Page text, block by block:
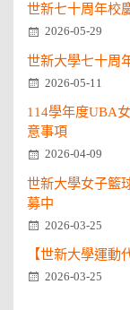
世新七十周年校
2026-05-29
世新大學七十周
2026-05-11
114學年度UBA
意事項
2026-04-09
世新大學女子籃
募中
2026-03-25
【世新大學運動
2026-03-25